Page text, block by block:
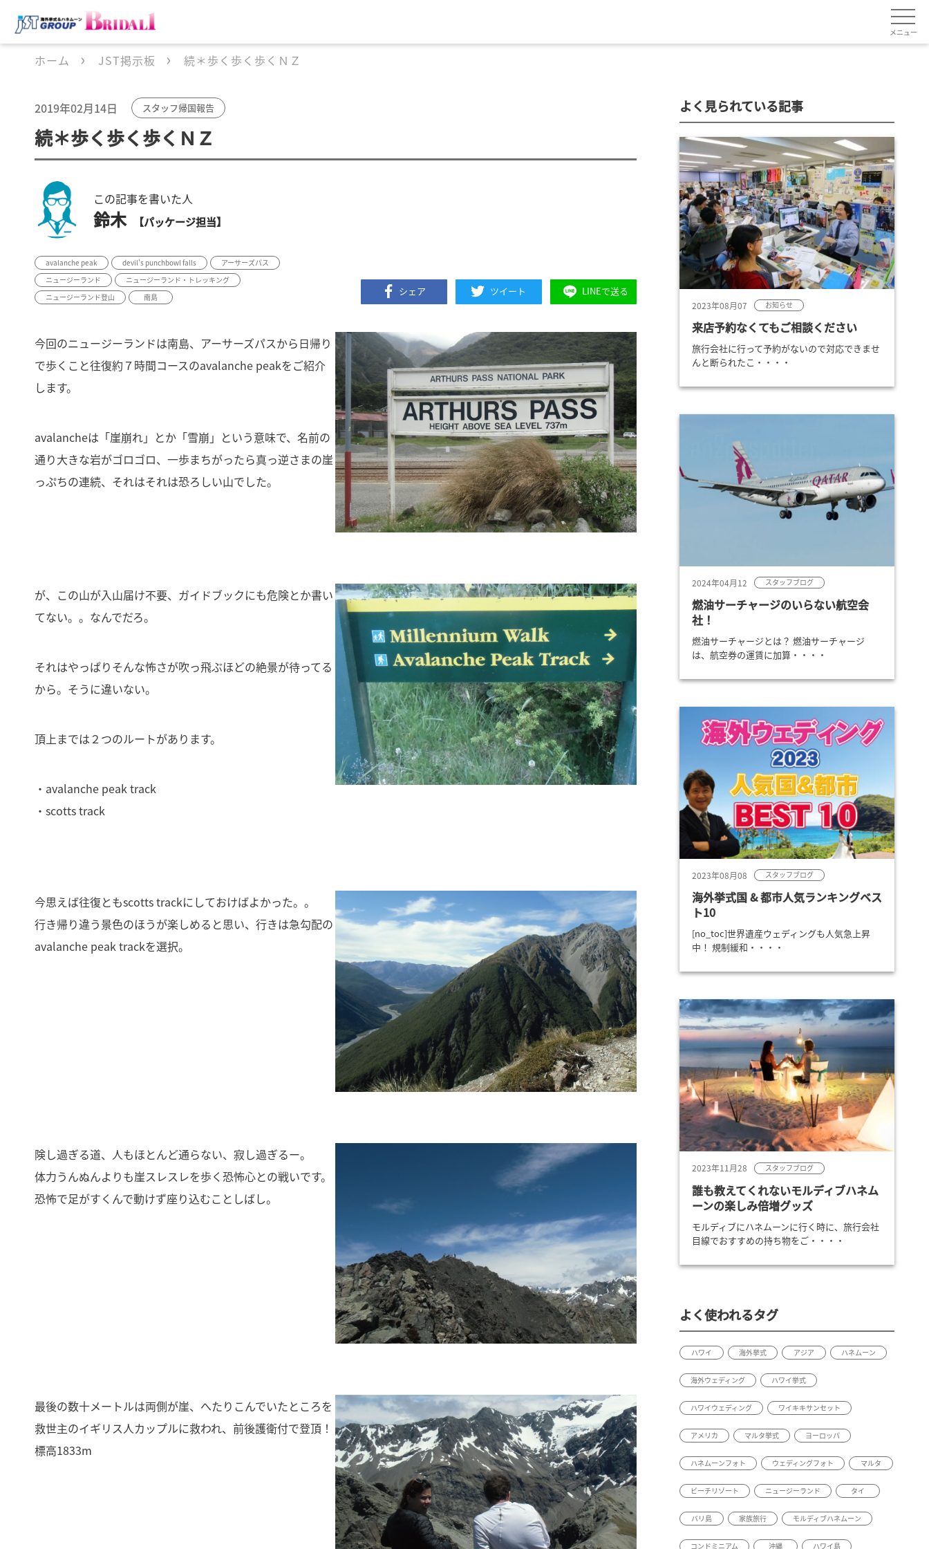
メニュー
ホーム JST掲示板 続＊歩く歩く歩くＮＺ
2019年02月14日 スタッフ帰国報告
続＊歩く歩く歩くＮＺ
この記事を書いた人
鈴木 【パッケージ担当】
avalanche peak devil's punchbowl falls
アーサーズパス
ニュージーランド
ニュージーランド・トレッキング
ニュージーランド登山
南島 シェア ツイート LINEで送る
今回のニュージーランドは南島、アーサーズパスから日帰り
で歩くこと往復約７時間コースのavalanche peakをご紹介
します。
avalancheは「崖崩れ」とか「雪崩」という意味で、名前の
通り大きな岩がゴロゴロ、一歩まちがったら真っ逆さまの崖
っぷちの連続、それはそれは恐ろしい山でした。
が、この山が入山届け不要、ガイドブックにも危険とか書い
てない。。なんでだろ。
それはやっぱりそんな怖さが吹っ飛ぶほどの絶景が待ってる
から。そうに違いない。
頂上までは２つのルートがあります。
・avalanche peak track
・scotts track
今思えば往復ともscotts trackにしておけばよかった。。
行き帰り違う景色のほうが楽しめると思い、行きは急勾配の
avalanche peak trackを選択。
険し過ぎる道、人もほとんど通らない、寂し過ぎるー。
体力うんぬんよりも崖スレスレを歩く恐怖心との戦いです。
恐怖で足がすくんで動けず座り込むことしばし。
最後の数十メートルは両側が崖、へたりこんでいたところを
救世主のイギリス人カップルに救われ、前後護衛付で登頂！
標高1833m
よく見られている記事
2023年08月07 お知らせ
来店予約なくてもご相談ください
旅行会社に行って予約がないので対応できませ
んと断られたこ・・・・
2024年04月12 スタッフブログ
燃油サーチャージのいらない航空会
社！
燃油サーチャージとは？ 燃油サーチャージ
は、航空券の運賃に加算・・・・
2023年08月08 スタッフブログ
海外挙式国 & 都市人気ランキングベス
ト10
[no_toc]世界遺産ウェディングも人気急上昇
中！ 規制緩和・・・・
2023年11月28 スタッフブログ
誰も教えてくれないモルディブハネム
ーンの楽しみ倍増グッズ
モルディブにハネムーンに行く時に、旅行会社
目線でおすすめの持ち物をご・・・・
よく使われるタグ
ハワイ 海外挙式 アジア ハネムーン
海外ウェディング ハワイ挙式
ハワイウェディング ワイキキサンセット
アメリカ マルタ挙式 ヨーロッパ
ハネムーンフォト ウェディングフォト マルタ
ビーチリゾート ニュージーランド タイ
バリ島 家族旅行 モルディブハネムーン
コンドミニアム 沖縄 ハワイ島